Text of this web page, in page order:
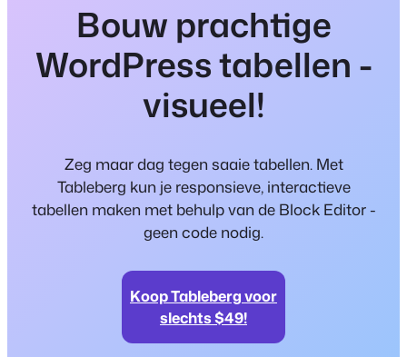
Bouw prachtige
WordPress tabellen -
visueel!
Zeg maar dag tegen saaie tabellen. Met
Tableberg kun je responsieve, interactieve
tabellen maken met behulp van de Block Editor -
geen code nodig.
Koop Tableberg voor
slechts $49!